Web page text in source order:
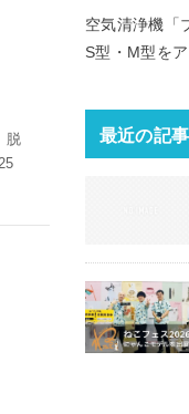
脱
空気清浄機「
S型・M型を
最近の記事